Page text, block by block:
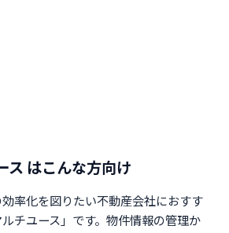
ス はこんな方向け
率化を図りたい不動産会社におすす
チユース」です。物件情報の管理か